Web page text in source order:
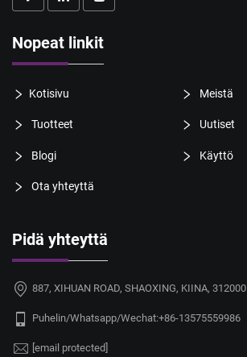
Nopeat linkit
Kotisivu Meistä
Tuotteet Uutiset
Blogi Käyttö
Ota yhteyttä
Pidä yhteyttä
887, XIHUAN ROAD, SHAOXING, KIINA, 312000
Puhelin/Whatsapp/Wechat:+86-13575559986
[email protected]